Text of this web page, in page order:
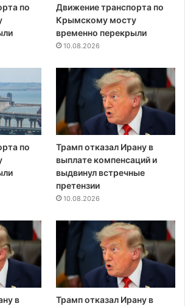
по
Движение транспорта по
Крымскому мосту
временно перекрыли
10.08.2026
по
Трамп отказал Ирану в
выплате компенсаций и
выдвинул встречные
претензии
10.08.2026
в
Трамп отказал Ирану в